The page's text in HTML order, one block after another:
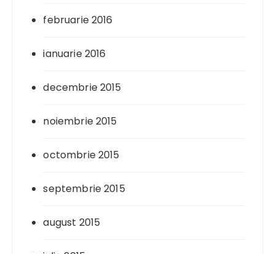
februarie 2016
ianuarie 2016
decembrie 2015
noiembrie 2015
octombrie 2015
septembrie 2015
august 2015